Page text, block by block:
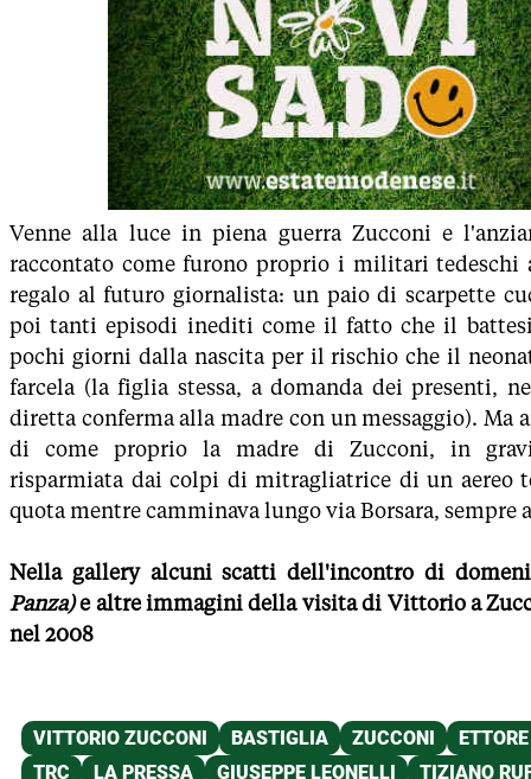
Venne alla luce in piena guerra Zucconi e
raccontato come furono proprio i militari tedeschi
regalo al futuro giornalista: un paio di scarpette
poi tanti episodi inediti come il fatto che il
pochi giorni dalla nascita per il rischio che il
farcela (la figlia stessa, a domanda dei presenti,
diretta conferma alla madre con un messaggio). Ma
di come proprio la madre di Zucconi, in
risparmiata dai colpi di mitragliatrice di un aereo
quota mentre camminava lungo via Borsara, sempre
Nella gallery alcuni scatti dell'incontro di
Panza)e altre immagini della visita di Vittorio a
nel 2008